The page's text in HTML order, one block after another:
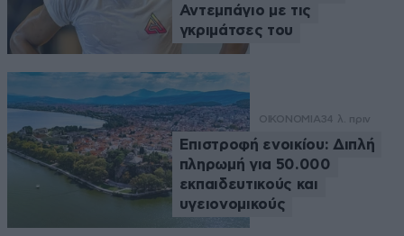
Αντεμπάγιο με τις
γκριμάτσες του
ΟΙΚΟΝΟΜΙΑ34 λ. πριν
Επιστροφή ενοικίου: Διπλή
πληρωμή για 50.000
εκπαιδευτικούς και
υγειονομικούς